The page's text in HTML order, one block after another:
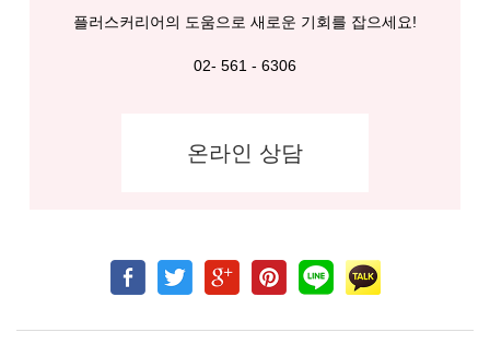
플러스커리어의 도움으로 새로운 기회를 잡으세요!
02- 561 - 6306
온라인 상담